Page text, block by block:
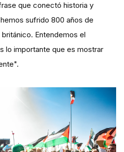
que conectó historia y
sufrido 800 años de
Entendemos el
lo importante que es mostrar